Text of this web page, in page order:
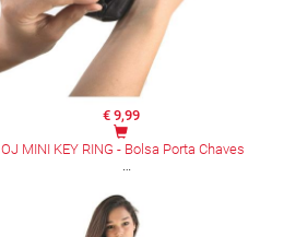
€ 9,99
OJ MINI KEY RING - Bolsa Porta Chaves